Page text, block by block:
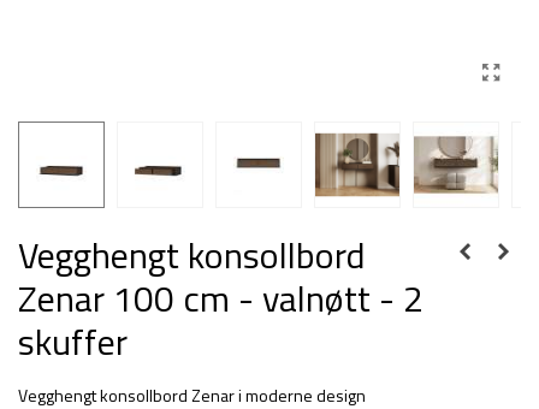
Vegghengt konsollbord
Zenar 100 cm - valnøtt - 2
skuffer
Vegghengt konsollbord Zenar i moderne design